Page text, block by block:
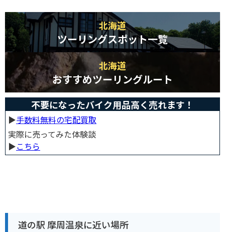
北海道
ツーリングスポット一覧
北海道
おすすめツーリングルート
不要になったバイク用品高く売れます！
▶︎手数料無料の宅配買取
実際に売ってみた体験談
▶︎こちら
道の駅 摩周温泉に近い場所